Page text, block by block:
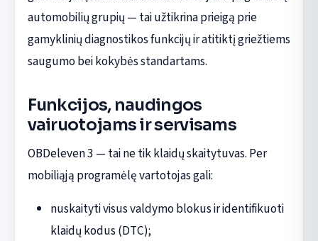
automobilių grupių — tai užtikrina prieigą prie
gamyklinių diagnostikos funkcijų ir atitiktį griežtiems
saugumo bei kokybės standartams.
Funkcijos, naudingos
vairuotojams ir servisams
OBDeleven 3 — tai ne tik klaidų skaitytuvas. Per
mobiliąją programėlę vartotojas gali:
nuskaityti visus valdymo blokus ir identifikuoti
klaidų kodus (DTC);